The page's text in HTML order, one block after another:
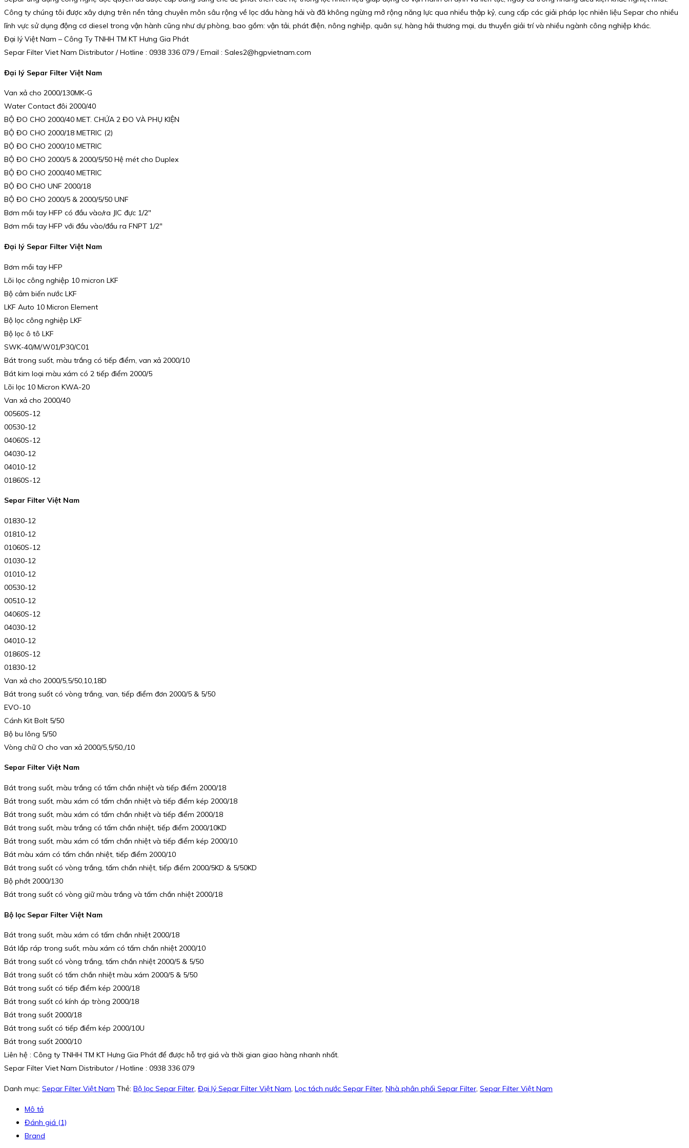
Công ty chúng tôi được xây dựng trên nền tảng chuyên môn sâu rộng về lọc dầu hàng hải và đã không ngừng mở rộng năng lực qua nhiều thập kỷ, cung cấp các giải pháp lọc nhiên liệu Separ cho nhiều
lĩnh vực sử dụng động cơ diesel trong vận hành cũng như dự phòng, bao gồm: vận tải, phát điện, nông nghiệp, quân sự, hàng hải thương mại, du thuyền giải trí và nhiều ngành công nghiệp khác.
Đại lý Việt Nam – Công Ty TNHH TM KT Hưng Gia Phát
Separ Filter Viet Nam Distributor / Hotline : 0938 336 079 / Email : Sales2@hgpvietnam.com
Đại lý Separ Filter Việt Nam
Van xả cho 2000/130MK-G
Water Contact đôi 2000/40
BỘ ĐO CHO 2000/40 MET. CHỨA 2 ĐO VÀ PHỤ KIỆN
BỘ ĐO CHO 2000/18 METRIC (2)
BỘ ĐO CHO 2000/10 METRIC
BỘ ĐO CHO 2000/5 & 2000/5/50 Hệ mét cho Duplex
BỘ ĐO CHO 2000/40 METRIC
BỘ ĐO CHO UNF 2000/18
BỘ ĐO CHO 2000/5 & 2000/5/50 UNF
Bơm mồi tay HFP có đầu vào/ra JIC đực 1/2″
Bơm mồi tay HFP với đầu vào/đầu ra FNPT 1/2″
Đại lý Separ Filter Việt Nam
Bơm mồi tay HFP
Lõi lọc công nghiệp 10 micron LKF
Bộ cảm biến nước LKF
LKF Auto 10 Micron Element
Bộ lọc công nghiệp LKF
Bộ lọc ô tô LKF
SWK-40/M/W01/P30/C01
Bát trong suốt, màu trắng có tiếp điểm, van xả 2000/10
Bát kim loại màu xám có 2 tiếp điểm 2000/5
Lõi lọc 10 Micron KWA-20
Van xả cho 2000/40
00560S-12
00530-12
04060S-12
04030-12
04010-12
01860S-12
Separ Filter Việt Nam
01830-12
01810-12
01060S-12
01030-12
01010-12
00530-12
00510-12
04060S-12
04030-12
04010-12
01860S-12
01830-12
Van xả cho 2000/5,5/50,10,18D
Bát trong suốt có vòng trắng, van, tiếp điểm đơn 2000/5 & 5/50
EVO-10
Cánh Kit Bolt 5/50
Bộ bu lông 5/50
Vòng chữ O cho van xả 2000/5,5/50,/10
Separ Filter Việt Nam
Bát trong suốt, màu trắng có tấm chắn nhiệt và tiếp điểm 2000/18
Bát trong suốt, màu xám có tấm chắn nhiệt và tiếp điểm kép 2000/18
Bát trong suốt, màu xám có tấm chắn nhiệt và tiếp điểm 2000/18
Bát trong suốt, màu trắng có tấm chắn nhiệt, tiếp điểm 2000/10KD
Bát trong suốt, màu xám có tấm chắn nhiệt và tiếp điểm kép 2000/10
Bát màu xám có tấm chắn nhiệt, tiếp điểm 2000/10
Bát trong suốt có vòng trắng, tấm chắn nhiệt, tiếp điểm 2000/5KD & 5/50KD
Bộ phớt 2000/130
Bát trong suốt có vòng giữ màu trắng và tấm chắn nhiệt 2000/18
Bộ lọc Separ Filter Việt Nam
Bát trong suốt, màu xám có tấm chắn nhiệt 2000/18
Bát lắp ráp trong suốt, màu xám có tấm chắn nhiệt 2000/10
Bát trong suốt có vòng trắng, tấm chắn nhiệt 2000/5 & 5/50
Bát trong suốt có tấm chắn nhiệt màu xám 2000/5 & 5/50
Bát trong suốt có tiếp điểm kép 2000/18
Bát trong suốt có kính áp tròng 2000/18
Bát trong suốt 2000/18
Bát trong suốt có tiếp điểm kép 2000/10U
Bát trong suốt 2000/10
Liên hệ : Công ty TNHH TM KT Hưng Gia Phát để được hỗ trợ giá và thời gian giao hàng nhanh nhất.
Separ Filter Viet Nam Distributor / Hotline : 0938 336 079
Danh mục: Separ Filter Việt Nam Thẻ: Bộ lọc Separ Filter, Đại lý Separ Filter Việt Nam, Lọc tách nước Separ Filter, Nhà phân phối Separ Filter, Separ Filter Việt Nam
Mô tả
Đánh giá (1)
Brand